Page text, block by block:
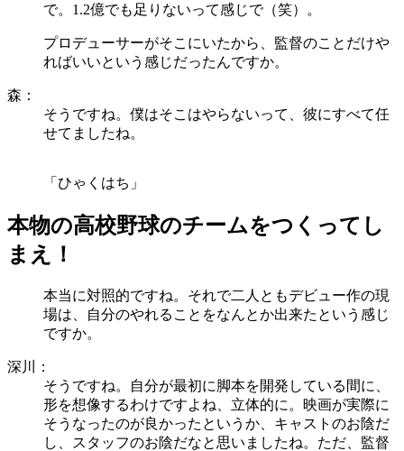
で。1.2億でも足りないって感じで（笑）。
プロデューサーがそこにいたから、監督のことだけや
ればいいという感じだったんですか。
森：
そうですね。僕はそこはやらないって、彼にすべて任
せてましたね。
「ひゃくはち」
本物の高校野球のチームをつくってし
まえ！
本当に対照的ですね。それで二人ともデビュー作の現
場は、自分のやれることをなんとか出来たという感じ
ですか。
深川：
そうですね。自分が最初に脚本を開発している間に、
形を想像するわけですよね、立体的に。映画が実際に
そうなったのが良かったというか、キャストのお陰だ
し、スタッフのお陰だなと思いましたね。ただ、監督